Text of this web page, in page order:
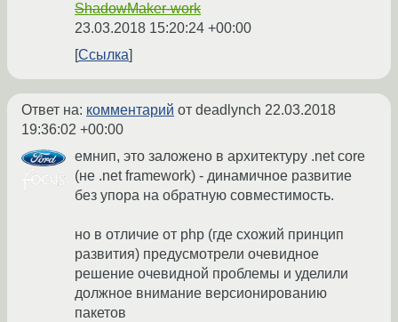
ShadowMaker-work
23.03.2018 15:20:24 +00:00
Ссылка
Ответ на: комментарий от deadlynch 22.03.2018
19:36:02 +00:00
емнип, это заложено в архитектуру .net core
(не .net framework) - динамичное развитие
без упора на обратную совместимость.
но в отличие от php (где схожий принцип
развития) предусмотрели очевидное
решение очевидной проблемы и уделили
должное внимание версионированию
пакетов